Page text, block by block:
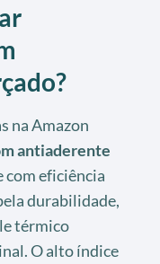
na Amazon
antiaderente
com eficiência
durabilidade,
térmico
O alto índice